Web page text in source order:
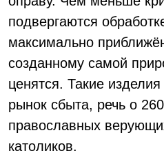
подвергаются
максимально
созданному самой
ценятся. Такие
рынок сбыта, речь о
православных
католиков.